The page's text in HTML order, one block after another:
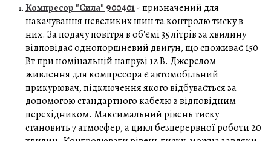
Компресор "Сила" 900401- призначений для
накачування невеликих шин та контролю тиску в
них. За подачу повітря в об'ємі 35 літрів за хвилину
відповідає однопоршневий двигун, що споживає 150
Вт при номінальній напрузі 12 В. Джерелом
живлення для компресора є автомобільний
прикурювач, підключення якого відбувається за
допомогою стандартного кабелю з відповідним
перехідником. Максимальний рівень тиску
становить 7 атмосфер, а цикл безперервної роботи 20